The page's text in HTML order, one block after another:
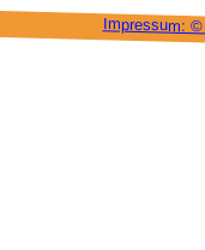
Impressum: ©